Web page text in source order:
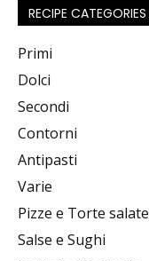
RECIPE CATEGORIES
Primi
Dolci
Secondi
Contorni
Antipasti
Varie
Pizze e Torte salate
Salse e Sughi